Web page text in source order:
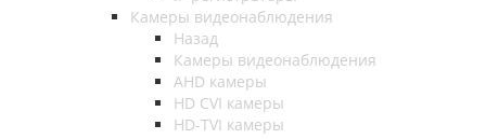
Камеры видеонаблюдения
Назад
Камеры видеонаблюдения
AHD камеры
HD CVI камеры
HD-TVI камеры